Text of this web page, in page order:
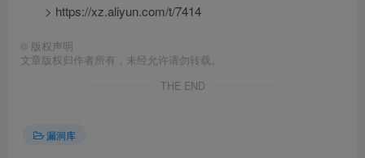
> https://xz.aliyun.com/t/7414
© 版权声明
文章版权归作者所有，未经允许请勿转载。
THE END
漏洞库